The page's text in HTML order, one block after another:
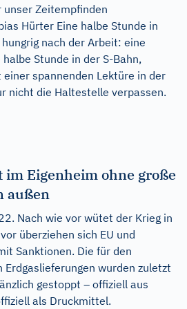
unser Zeitempfinden
Hürter Eine halbe Stunde in
nach der Arbeit: eine
Stunde in der S-Bahn,
spannenden Lektüre in der
nicht die Haltestelle verpassen.
Eigenheim ohne große
außen
Nach wie vor wütet der Krieg in
überziehen sich EU und
Sanktionen. Die für den
wurden zuletzt
gestoppt – offiziell aus
als Druckmittel.